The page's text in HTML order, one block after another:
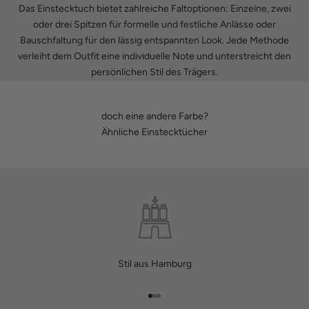
Das Einstecktuch bietet zahlreiche Faltoptionen: Einzelne, zwei
oder drei Spitzen für formelle und festliche Anlässe oder
Bauschfaltung für den lässig entspannten Look. Jede Methode
verleiht dem Outfit eine individuelle Note und unterstreicht den
persönlichen Stil des Trägers.
doch eine andere Farbe?
Ähnliche Einstecktücher
Stil aus Hamburg
Gehe zu Element 1
Gehe zu Element 2
Gehe zu Element 3